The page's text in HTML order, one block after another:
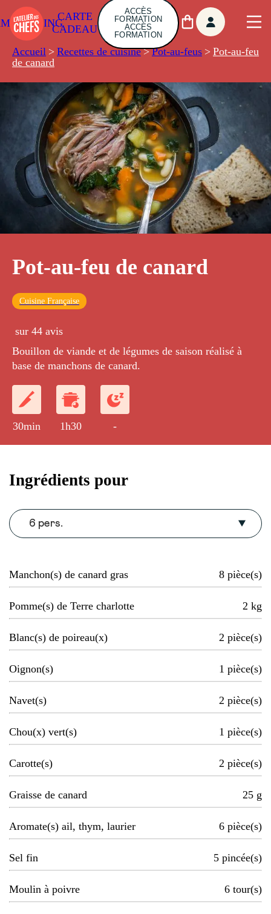
CARTE
CADEAU
ACCÈS
FORMATION
ACCÈS
FORMATION
Accueil > Recettes de cuisine > Pot-au-feus > Pot-au-feu
de canard
Pot-au-feu de canard
Cuisine Française
sur 44 avis
Bouillon de viande et de légumes de saison réalisé à
base de manchons de canard.
30min 1h30 -
Ingrédients pour
6 pers.
Manchon(s) de canard gras 8 pièce(s)
Pomme(s) de Terre charlotte 2 kg
Blanc(s) de poireau(x) 2 pièce(s)
Oignon(s) 1 pièce(s)
Navet(s) 2 pièce(s)
Chou(x) vert(s) 1 pièce(s)
Carotte(s) 2 pièce(s)
Graisse de canard 25 g
Aromate(s) ail, thym, laurier 6 pièce(s)
Sel fin 5 pincée(s)
Moulin à poivre 6 tour(s)